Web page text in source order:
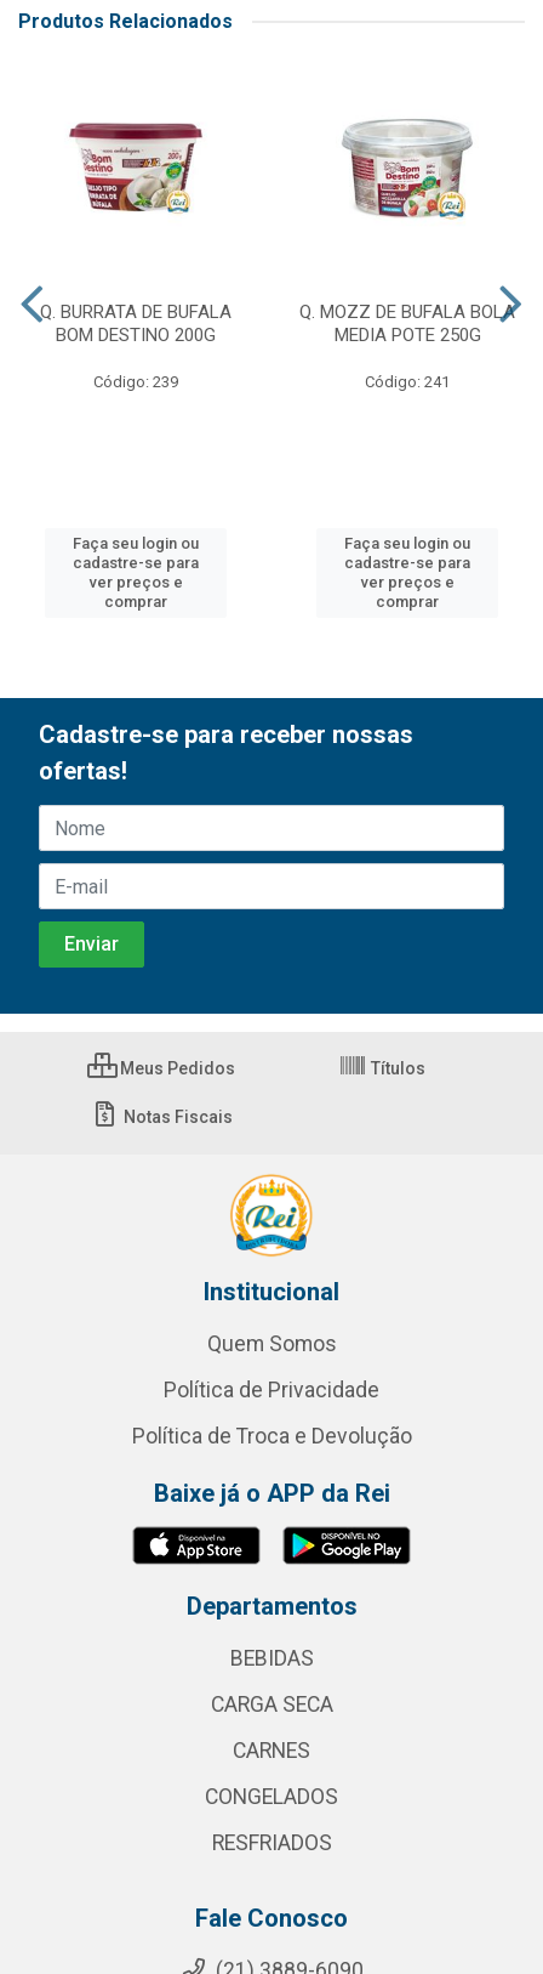
Produtos Relacionados
Q. BURRATA DE BUFALA
BOM DESTINO 200G
Código: 239
Faça seu login ou
cadastre-se para
ver preços e
comprar
Q. MOZZ DE BUFALA BOLA
MEDIA POTE 250G
Código: 241
Faça seu login ou
cadastre-se para
ver preços e
comprar
Cadastre-se para receber nossas
ofertas!
Meus Pedidos Títulos
Notas Fiscais
Institucional
Quem Somos
Política de Privacidade
Política de Troca e Devolução
Baixe já o APP da Rei
Departamentos
BEBIDAS
CARGA SECA
CARNES
CONGELADOS
RESFRIADOS
Fale Conosco